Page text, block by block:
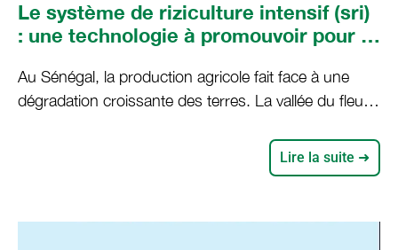
Le système de riziculture intensif (sri)
: une technologie à promouvoir pour la
Au Sénégal, la production agricole fait face à une
dégradation croissante des terres. La vallée du fleuve
particulièrement affectée par cette dégradation. Elle
s’explique par la déforestation, le surpâturage,
excessif des engrais chimiques et des pesticides.
Lire la suite ➜